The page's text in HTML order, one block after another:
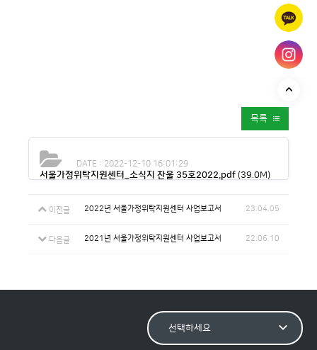
목록
서울가정위탁지원센터_소식지 찬울 35호2022.pdf (39.0M)
DATE : 2022-12-10 16:01:29
이전글 2022년 서울가정위탁지원센터 사업보고서 23.04.05
다음글 2021년 서울가정위탁지원센터 사업보고서 22.06.10